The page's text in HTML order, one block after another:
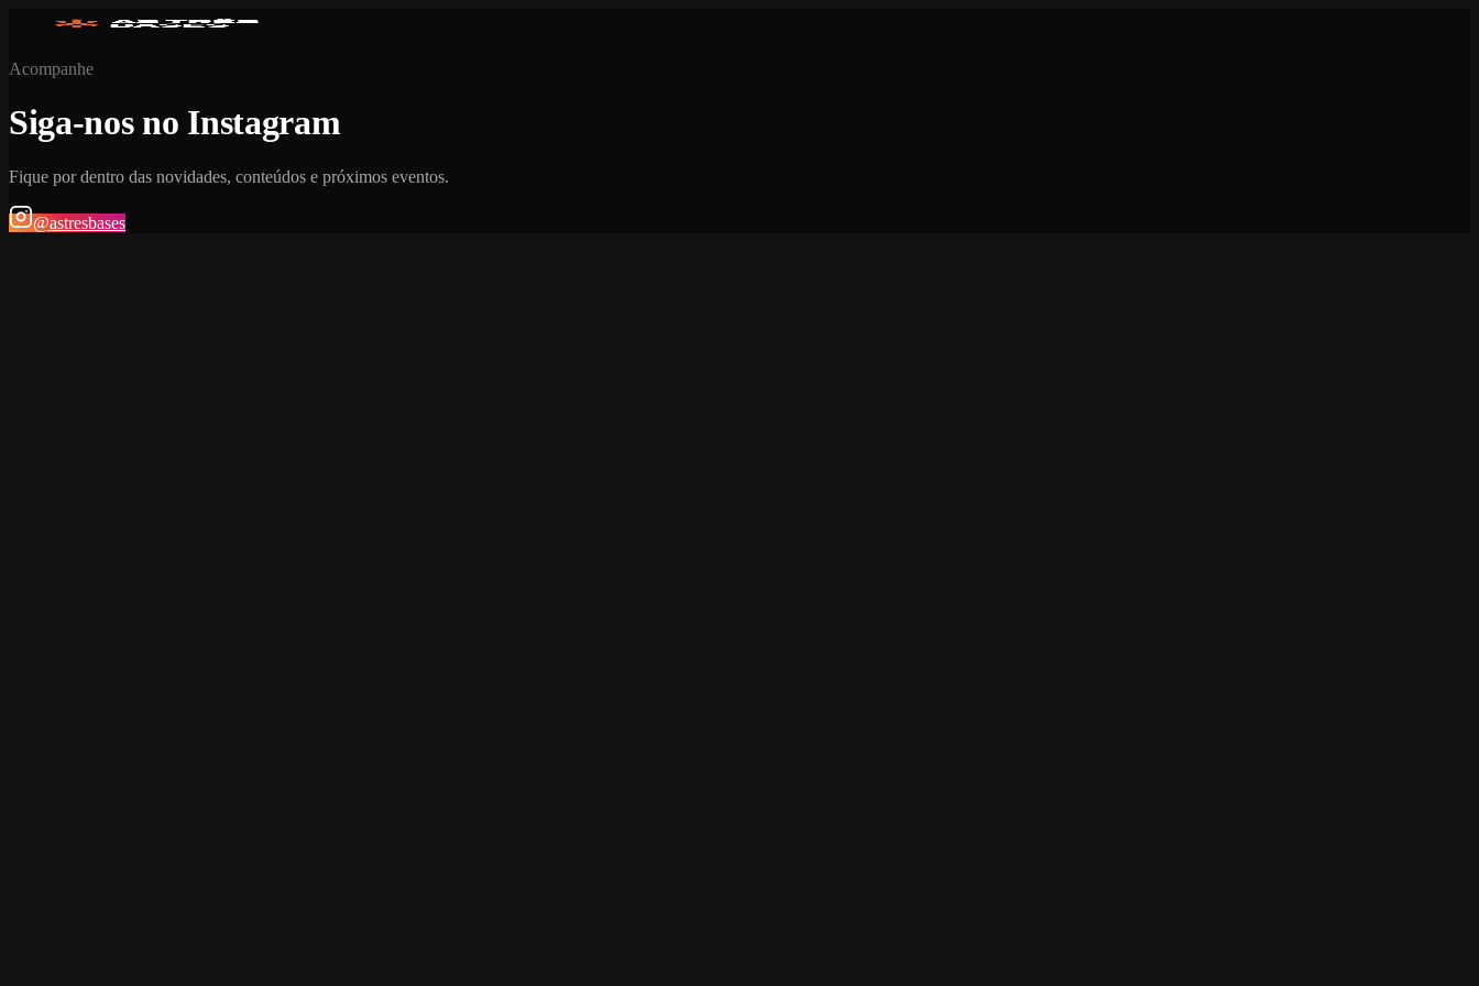
Acompanhe
Siga-nos no Instagram
Fique por dentro das novidades, conteúdos e próximos eventos.
@astresbases